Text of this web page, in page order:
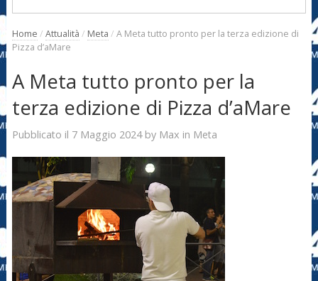
Home / Attualità / Meta / A Meta tutto pronto per la terza edizione di
Pizza d’aMare
A Meta tutto pronto per la
terza edizione di Pizza d’aMare
Pubblicato il 7 Maggio 2024by Max in Meta